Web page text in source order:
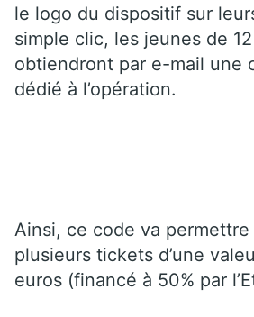
le logo du dispositif sur
simple clic, les jeunes de
obtiendront par e-mail une
dédié à l’opération.
Ainsi, ce code va permettre
plusieurs tickets d’une
euros (financé à 50% par